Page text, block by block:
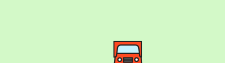
per dispositivi diversi.
e montaggio a parete, in modo da poter